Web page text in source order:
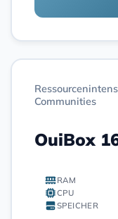
Communities
OuiBox
RAM
CPU
SPEICHER